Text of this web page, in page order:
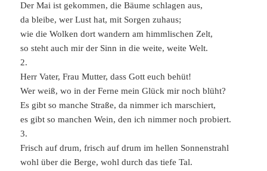
Der Mai ist gekommen, die Bäume schlagen aus,
da bleibe, wer Lust hat, mit Sorgen zuhaus;
wie die Wolken dort wandern am himmlischen Zelt,
so steht auch mir der Sinn in die weite, weite Welt.
2.
Herr Vater, Frau Mutter, dass Gott euch behüt!
Wer weiß, wo in der Ferne mein Glück mir noch blüht?
Es gibt so manche Straße, da nimmer ich marschiert,
es gibt so manchen Wein, den ich nimmer noch probiert.
3.
Frisch auf drum, frisch auf drum im hellen Sonnenstrahl
wohl über die Berge, wohl durch das tiefe Tal.